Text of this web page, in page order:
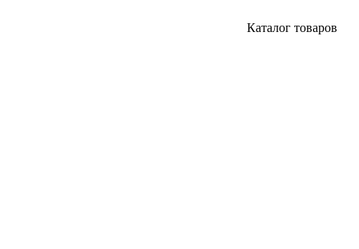
Каталог товаров